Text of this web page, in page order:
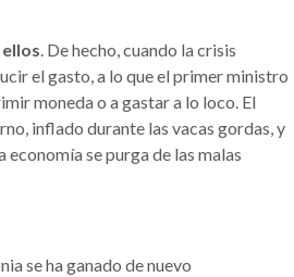
. De hecho, cuando la crisis
el gasto, a lo que el primer ministro
moneda o a gastar a lo loco. El
inflado durante las vacas gordas, y
economía se purga de las malas
se ha ganado de nuevo